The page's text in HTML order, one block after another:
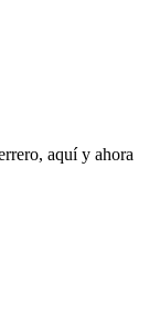
aquí y ahora